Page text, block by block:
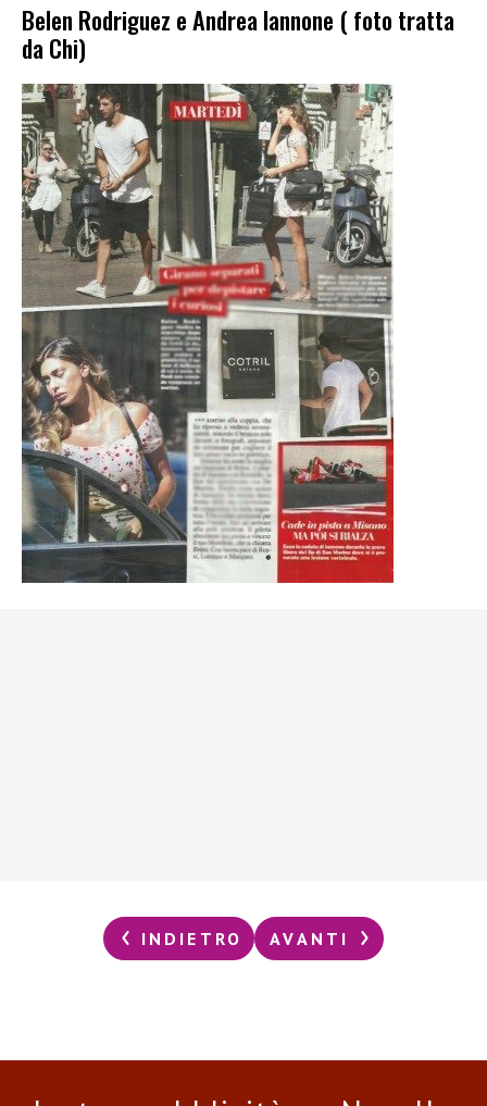
Belen Rodriguez e Andrea Iannone ( foto tratta
da Chi)
INDIETRO AVANTI